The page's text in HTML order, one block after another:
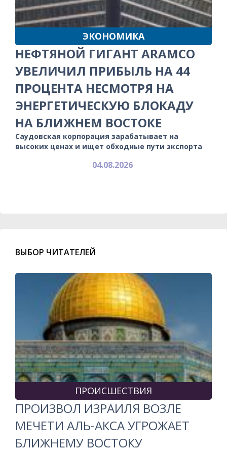
ЭКОНОМИКА
НЕФТЯНОЙ ГИГАНТ ARAMCO
УВЕЛИЧИЛ ПРИБЫЛЬ НА 44
ПРОЦЕНТА НЕСМОТРЯ НА
ЭНЕРГЕТИЧЕСКУЮ БЛОКАДУ
НА БЛИЖНЕМ ВОСТОКЕ
Саудовская корпорация зарабатывает на
высоких ценах и ищет обходные пути экспорта
04.08.2026
ВЫБОР ЧИТАТЕЛЕЙ
ПРОИСШЕСТВИЯ
ПРОИЗВОЛ ИЗРАИЛЯ ВОЗЛЕ
МЕЧЕТИ АЛЬ-АКСА УГРОЖАЕТ
БЛИЖНЕМУ ВОСТОКУ